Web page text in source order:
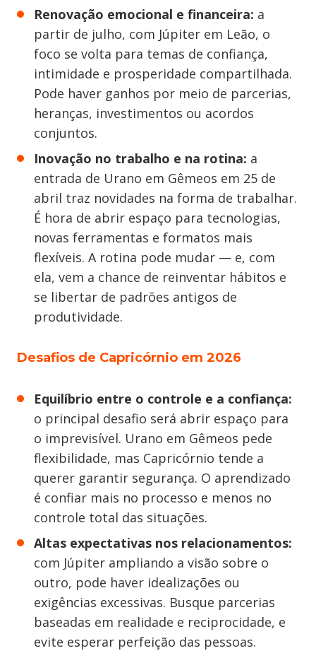
Renovação emocional e financeira: a
partir de julho, com Júpiter em Leão, o
foco se volta para temas de confiança,
intimidade e prosperidade compartilhada.
Pode haver ganhos por meio de parcerias,
heranças, investimentos ou acordos
conjuntos.
Inovação no trabalho e na rotina: a
entrada de Urano em Gêmeos em 25 de
abril traz novidades na forma de trabalhar.
É hora de abrir espaço para tecnologias,
novas ferramentas e formatos mais
flexíveis. A rotina pode mudar — e, com
ela, vem a chance de reinventar hábitos e
se libertar de padrões antigos de
produtividade.
Desafios de Capricórnio em 2026
Equilíbrio entre o controle e a confiança:
o principal desafio será abrir espaço para
o imprevisível. Urano em Gêmeos pede
flexibilidade, mas Capricórnio tende a
querer garantir segurança. O aprendizado
é confiar mais no processo e menos no
controle total das situações.
Altas expectativas nos relacionamentos:
com Júpiter ampliando a visão sobre o
outro, pode haver idealizações ou
exigências excessivas. Busque parcerias
baseadas em realidade e reciprocidade, e
evite esperar perfeição das pessoas.